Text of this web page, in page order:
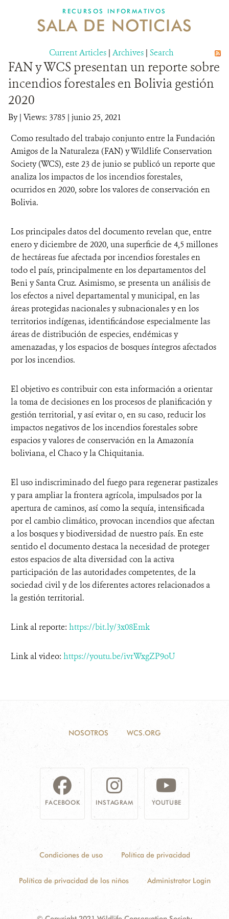
NOSOTROS
DONA
RECURSOS INFORMATIVOS
SALA DE NOTICIAS
Current Articles | Archives | Search
FAN y WCS presentan un reporte sobre
incendios forestales en Bolivia gestión
2020
By| Views: 3785 | junio 25, 2021
Como resultado del trabajo conjunto entre la Fundación
Amigos de la Naturaleza (FAN) y Wildlife Conservation
Society (WCS), este 23 de junio se publicó un reporte que
analiza los impactos de los incendios forestales,
ocurridos en 2020, sobre los valores de conservación en
Bolivia.
Los principales datos del documento revelan que, entre
enero y diciembre de 2020, una superficie de 4,5 millones
de hectáreas fue afectada por incendios forestales en
todo el país, principalmente en los departamentos del
Beni y Santa Cruz. Asimismo, se presenta un análisis de
los efectos a nivel departamental y municipal, en las
áreas protegidas nacionales y subnacionales y en los
territorios indígenas, identificándose especialmente las
áreas de distribución de especies, endémicas y
amenazadas, y los espacios de bosques íntegros afectados
por los incendios.
El objetivo es contribuir con esta información a orientar
la toma de decisiones en los procesos de planificación y
gestión territorial, y así evitar o, en su caso, reducir los
impactos negativos de los incendios forestales sobre
espacios y valores de conservación en la Amazonía
boliviana, el Chaco y la Chiquitania.
El uso indiscriminado del fuego para regenerar pastizales
y para ampliar la frontera agrícola, impulsados por la
apertura de caminos, así como la sequía, intensificada
por el cambio climático, provocan incendios que afectan
a los bosques y biodiversidad de nuestro país. En este
sentido el documento destaca la necesidad de proteger
estos espacios de alta diversidad con la activa
participación de las autoridades competentes, de la
sociedad civil y de los diferentes actores relacionados a
la gestión territorial.
Link al reporte: https://bit.ly/3x08Emk
Link al video: https://youtu.be/ivrWxgZP9oU
NOSOTROS WCS.ORG
FACEBOOK INSTAGRAM YOUTUBE
Condiciones de uso Política de privacidad
Política de privacidad de los niños Administrator Login